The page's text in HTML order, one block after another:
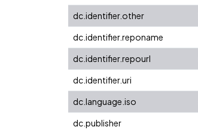
dc.identifier.other
dc.identifier.reponame
dc.identifier.repourl
dc.identifier.uri
dc.language.iso
dc.publisher